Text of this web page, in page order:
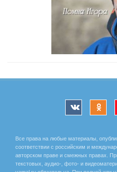
Все права на любые материалы,
соответствии с российским и
авторском праве и смежных правах.
текстовых, аудио-, фото- и